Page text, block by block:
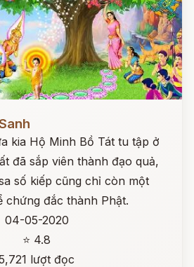
kia Hộ Minh Bồ Tát tu tập ở
đã sắp viên thành đạo quả,
số kiếp cũng chỉ còn một
chứng đắc thành Phật.
04-05-2020
⭐ 4.8
lượt đọc